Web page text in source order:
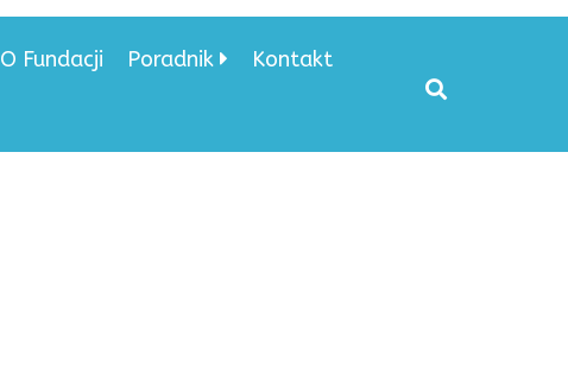
O Fundacji Poradnik Kontakt